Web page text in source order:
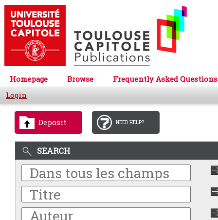
Homepage Browse
Frequently Asked Questions
Login
Deposit NEED HELP?
SEARCH